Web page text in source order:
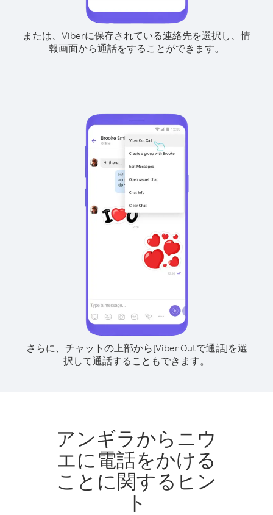
または、Viberに保存されている連絡先を選択し、情
報画面から通話をすることができます。
さらに、チャットの上部から[Viber Outで通話]を選
択して通話することもできます。
アンギラからニウ
エに電話をかける
ことに関するヒン
ト